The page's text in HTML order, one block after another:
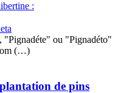
:
"Pignadéte" ou "Pignadéto"
(…)
de pins